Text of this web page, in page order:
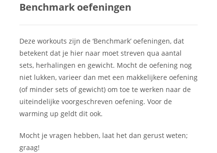
Benchmark oefeningen
Deze workouts zijn de ‘Benchmark’ oefeningen, dat
betekent dat je hier naar moet streven qua aantal
sets, herhalingen en gewicht. Mocht de oefening nog
niet lukken, varieer dan met een makkelijkere oefening
(of minder sets of gewicht) om toe te werken naar de
uiteindelijke voorgeschreven oefening. Voor de
warming up geldt dit ook.
Mocht je vragen hebben, laat het dan gerust weten;
graag!